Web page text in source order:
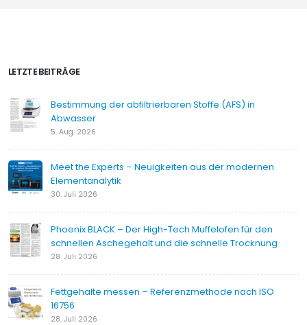
LETZTE BEITRÄGE
Bestimmung der abfiltrierbaren Stoffe (AFS) in
Abwasser
5. Aug. 2026
Meet the Experts – Neuigkeiten aus der modernen
Elementanalytik
30. Juli 2026
Phoenix BLACK – Der High-Tech Muffelofen für den
schnellen Aschegehalt und die schnelle Trocknung
28. Juli 2026
Fettgehalte messen – Referenzmethode nach ISO
16756
28. Juli 2026